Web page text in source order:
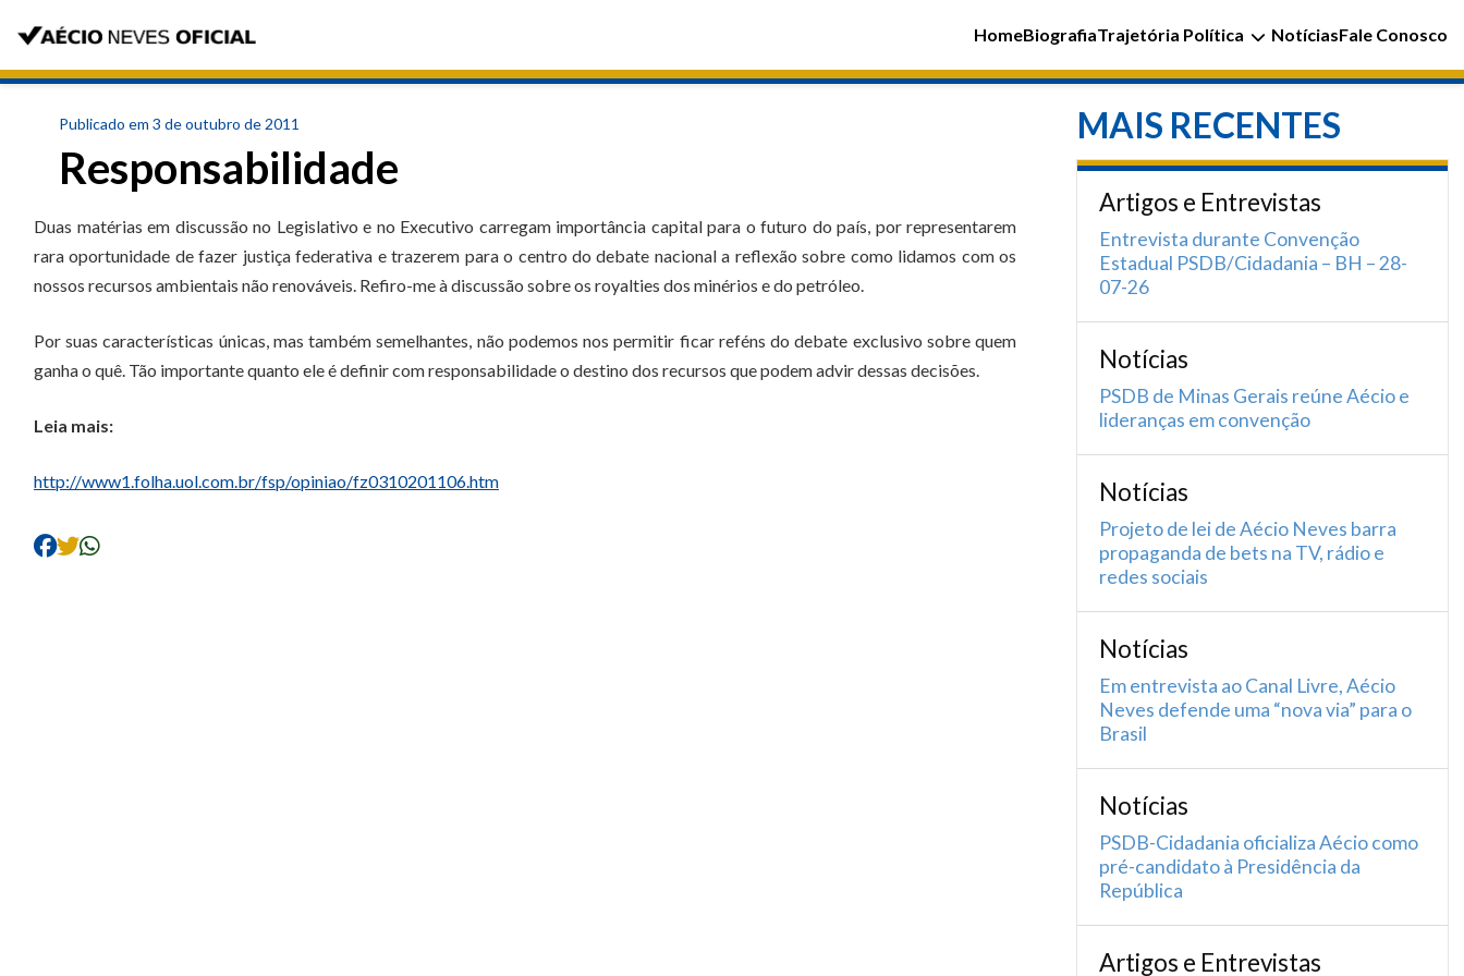
HomeBiografiaTrajetória Política NotíciasFale Conosco
Publicado em 3 de outubro de 2011
Responsabilidade
Duas matérias em discussão no Legislativo e no Executivo carregam importância capital para o futuro do país, por representarem
rara oportunidade de fazer justiça federativa e trazerem para o centro do debate nacional a reflexão sobre como lidamos com os
nossos recursos ambientais não renováveis. Refiro-me à discussão sobre os royalties dos minérios e do petróleo.
Por suas características únicas, mas também semelhantes, não podemos nos permitir ficar reféns do debate exclusivo sobre quem
ganha o quê. Tão importante quanto ele é definir com responsabilidade o destino dos recursos que podem advir dessas decisões.
Leia mais:
http://www1.folha.uol.com.br/fsp/opiniao/fz0310201106.htm
MAIS RECENTES
Artigos e Entrevistas
Entrevista durante Convenção
Estadual PSDB/Cidadania – BH – 28-
07-26
Notícias
PSDB de Minas Gerais reúne Aécio e
lideranças em convenção
Notícias
Projeto de lei de Aécio Neves barra
propaganda de bets na TV, rádio e
redes sociais
Notícias
Em entrevista ao Canal Livre, Aécio
Neves defende uma “nova via” para o
Brasil
Notícias
PSDB-Cidadania oficializa Aécio como
pré-candidato à Presidência da
República
Artigos e Entrevistas